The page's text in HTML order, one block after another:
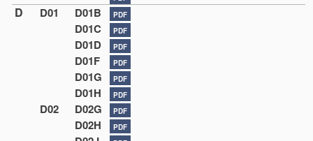
D D01 D01B PDF
D01C PDF
D01D PDF
D01F PDF
D01G PDF
D01H PDF
D02 D02G PDF
D02H PDF